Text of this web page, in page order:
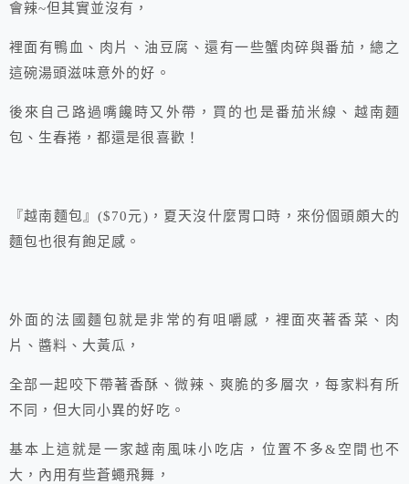
會辣~但其實並沒有，
裡面有鴨血、肉片、油豆腐、還有一些蟹肉碎與番茄，總之
這碗湯頭滋味意外的好。
後來自己路過嘴饞時又外帶，買的也是番茄米線、越南麵
包、生春捲，都還是很喜歡！
『越南麵包』($70元)，夏天沒什麼胃口時，來份個頭頗大的
麵包也很有飽足感。
外面的法國麵包就是非常的有咀嚼感，裡面夾著香菜、肉
片、醬料、大黃瓜，
全部一起咬下帶著香酥、微辣、爽脆的多層次，每家料有所
不同，但大同小異的好吃。
基本上這就是一家越南風味小吃店，位置不多&空間也不
大，內用有些蒼蠅飛舞，